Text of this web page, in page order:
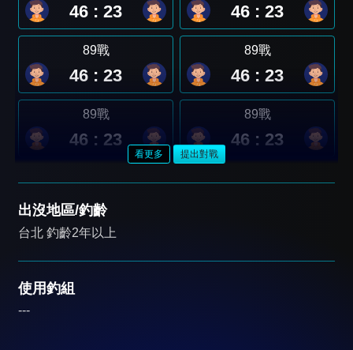
46 : 23 46 : 23
89戰
46 : 23
89戰
46 : 23
89戰
46 : 23
89戰
46 : 23
看更多 提出對戰
出沒地區/釣齡
台北 釣齡2年以上
使用釣組
---